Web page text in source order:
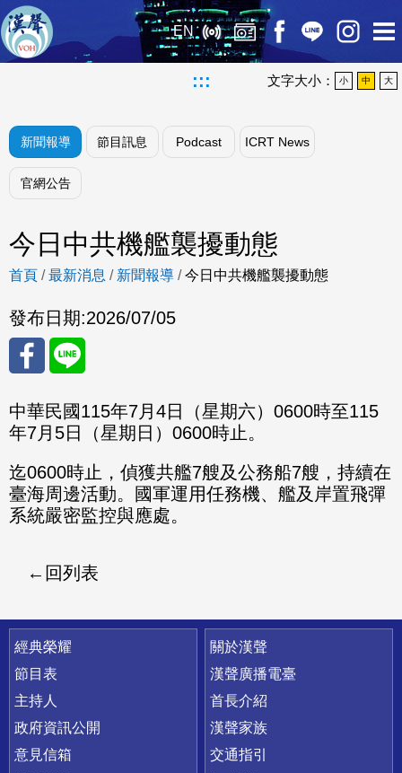
EN
::: 文字大小： 小 中 大
新聞報導 節目訊息 Podcast ICRT News
官網公告
今日中共機艦襲擾動態
首頁 /最新消息 / 新聞報導 /今日中共機艦襲擾動態
發布日期:2026/07/05
分享
至
Fac
eBo
分享
至
Line
中華民國115年7月4日（星期六）0600時至115
年7月5日（星期日）0600時止。
迄0600時止，偵獲共艦7艘及公務船7艘，持續在
臺海周邊活動。國軍運用任務機、艦及岸置飛彈
系統嚴密監控與應處。
回列表
快速連結
經典榮耀
節目表
主持人
政府資訊公開
意見信箱
關於漢聲
漢聲廣播電臺
首長介紹
漢聲家族
交通指引